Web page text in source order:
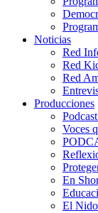
Noticias
Red
Red
Red
Producciones
Voces
En
El